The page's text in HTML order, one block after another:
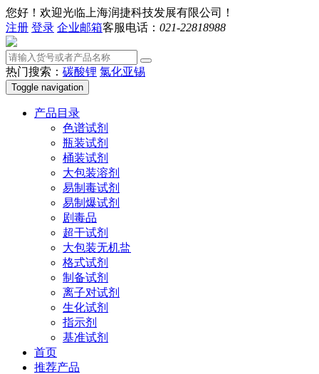
您好！欢迎光临上海润捷科技发展有限公司！
注册 登录 企业邮箱客服电话： 021-22818988
热门搜索： 碳酸锂 氯化亚锡
Toggle navigation
产品目录
色谱试剂
瓶装试剂
桶装试剂
大包装溶剂
易制毒试剂
易制爆试剂
剧毒品
超干试剂
大包装无机盐
格式试剂
制备试剂
离子对试剂
生化试剂
指示剂
基准试剂
首页
推荐产品